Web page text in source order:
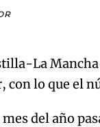
La
con lo que el
del año